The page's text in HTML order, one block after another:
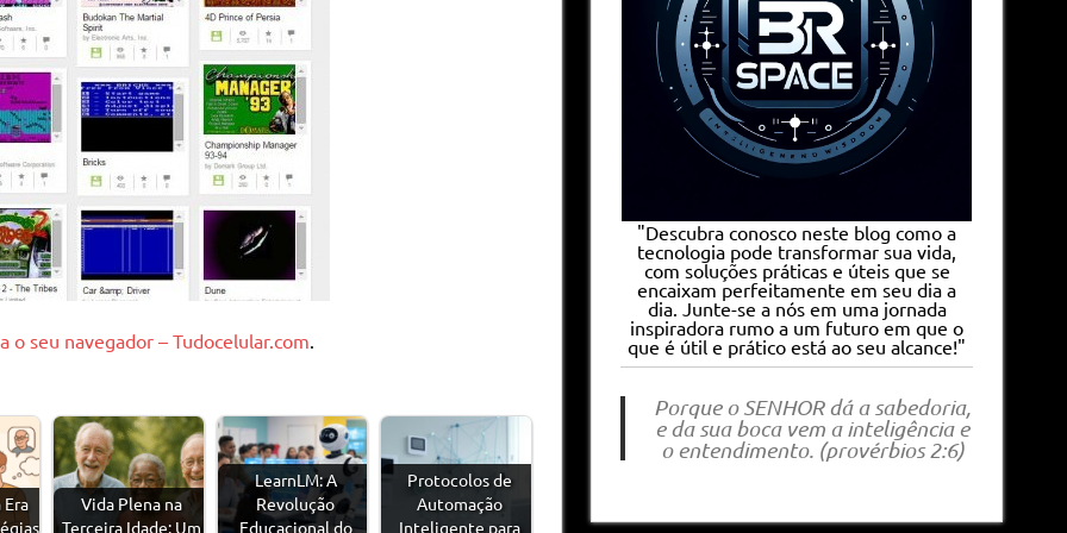
o seu navegador – Tudocelular.com.
Vida Plena na
Terceira Idade: Um
LearnLM: A
Revolução
Educacional do
Protocolos de
Automação
Inteligente para
"Descubra conosco neste blog como a
tecnologia pode transformar sua vida,
com soluções práticas e úteis que se
encaixam perfeitamente em seu dia a
dia. Junte-se a nós em uma jornada
inspiradora rumo a um futuro em que o
que é útil e prático está ao seu alcance!"
Porque o SENHOR dá a sabedoria,
e da sua boca vem a inteligência e
o entendimento. (provérbios 2:6)